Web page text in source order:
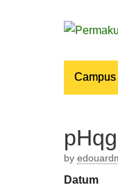
–
Main
menu
Campus
by
Datum